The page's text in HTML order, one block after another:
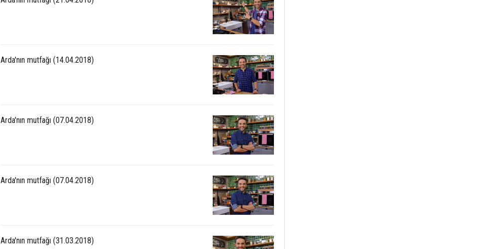
Arda'nın mutfağı (14.04.2018)
Arda'nın mutfağı (07.04.2018)
Arda'nın mutfağı (07.04.2018)
Arda'nın mutfağı (31.03.2018)